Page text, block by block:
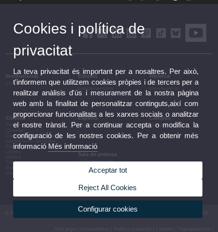
Institucional
Institucional
Estudis
Estudis i formació
Recerca
Recerca, innovació i
Cultura
Arts escèniques
Conferències i debats
Congressos i jornades
Exposicions
Patrimoni
Esports
Esports
Campus
Campus
Sala de premsa
UVComunicació
Notes de premsa
Agenda de govern
Informació corporativa
© 2026 UV. - Av. Blasco Ibáñez, 13. 46010 València. Espanya. Tel UV: (+34) 963 86 41 00
Cookies i política de
privacitat
La teva privacitat és important per a nosaltres. Per això,
t'informem que utilitzem cookies pròpies i de tercers per a
realitzar anàlisis d'ús i mesurament de la nostra pàgina
web amb la finalitat de personalitzar continguts,així com
proporcionar funcionalitats a les xarxes socials o analitzar
el nostre trànsit. Per a continuar accepta o modifica la
configuració de les nostres cookies. Per a obtenir més
informació Més informació
Acceptar tot
Reject All Cookies
Configurar cookies